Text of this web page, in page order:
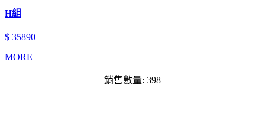
H組
$ 35890
MORE
銷售數量: 398